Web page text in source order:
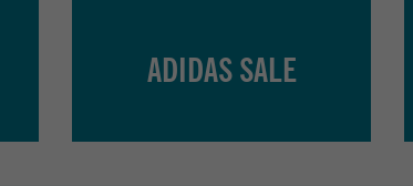
ADIDAS SALE